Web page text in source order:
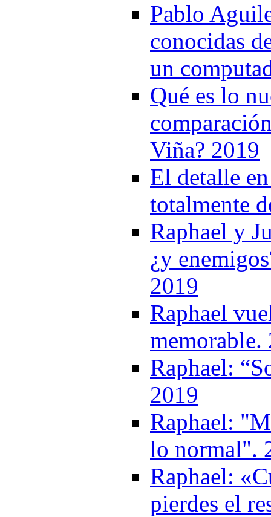
Pablo
conocidas
un
Qué es lo
Viña? 2019
El detalle
totalmente
Raphael y
¿y
2019
Raphael
memorable.
Raphael:
2019
Raphael:
lo normal".
Raphael:
pierdes el